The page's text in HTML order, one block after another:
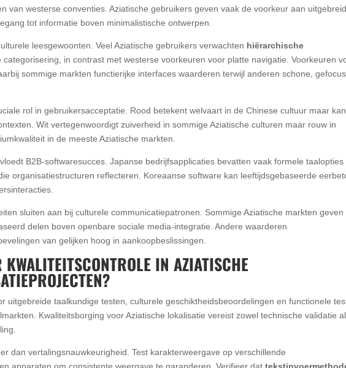
van westerse conventies. Aziatische gebruikers geven vaak de voorkeur aan
tot informatie boven minimalistische ontwerpen.
leesgewoonten. Veel Aziatische gebruikers verwachten hiërarchische
categorisering, in contrast met westerse voorkeuren voor platte navigatie. Voorkeuren
sommige markten functierijke interfaces waarderen terwijl anderen schone,
rol in gebruikersacceptatie. Rood betekent welvaart in de Chinese cultuur maar kan
Wit vertegenwoordigt zuiverheid in sommige Aziatische culturen maar rouw in
in de meeste Aziatische markten.
B2B-softwaresucces. Japanse bedrijfsapplicaties bevatten vaak formele taalopties
organisatiestructuren reflecteren. Koreaanse software kan leeftijdsgebaseerde
sluiten aan bij culturele communicatiepatronen. Sommige Aziatische markten geven
delen boven openbare sociale media-integratie. Andere waarderen
van gelijken hoog in aankoopbeslissingen.
KWALITEITSCONTROLE IN AZIATISCHE
uitgebreide taalkundige testen, culturele geschiktheidsbeoordelingen en functionele
Kwaliteitsborging voor Aziatische lokalisatie vereist zowel technische validatie
dan vertalingsnauwkeurigheid. Test karakterweergave op verschillende